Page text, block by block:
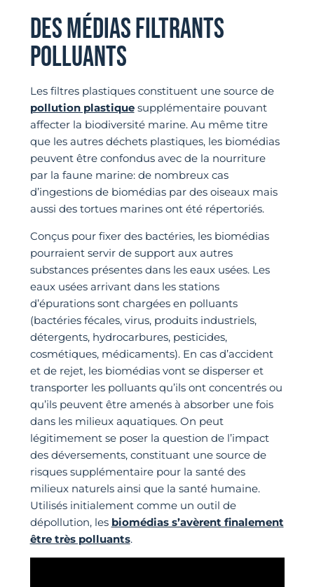
DES MÉDIAS FILTRANTS
POLLUANTS
Les filtres plastiques constituent une source de
pollution plastiquesupplémentaire pouvant
affecter la biodiversité marine. Au même titre
que les autres déchets plastiques, les biomédias
peuvent être confondus avec de la nourriture
par la faune marine: de nombreux cas
d’ingestions de biomédias par des oiseaux mais
aussi des tortues marines ont été répertoriés.
Conçus pour fixer des bactéries, les biomédias
pourraient servir de support aux autres
substances présentes dans les eaux usées. Les
eaux usées arrivant dans les stations
d’épurations sont chargées en polluants
(bactéries fécales, virus, produits industriels,
détergents, hydrocarbures, pesticides,
cosmétiques, médicaments). En cas d’accident
et de rejet, les biomédias vont se disperser et
transporter les polluants qu’ils ont concentrés ou
qu’ils peuvent être amenés à absorber une fois
dans les milieux aquatiques. On peut
légitimement se poser la question de l’impact
des déversements, constituant une source de
risques supplémentaire pour la santé des
milieux naturels ainsi que la santé humaine.
Utilisés initialement comme un outil de
dépollution, les biomédias s’avèrent finalement
être très polluants.